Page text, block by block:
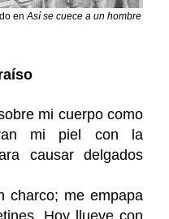
enAsí se cuece a un hombre
mi cuerpo como
mi piel con la
causar delgados
charco; me empapa
Hoy llueve con